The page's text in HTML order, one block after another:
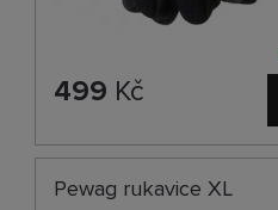
499 Kč
Pewag rukavice XL